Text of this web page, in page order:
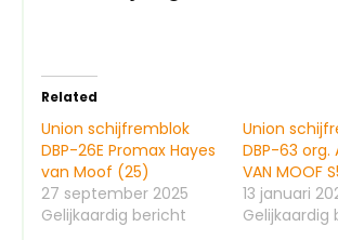
Related
Union schijfremblok
DBP-26E Promax Hayes
van Moof (25)
27 september 2025
Gelijkaardig bericht
Union
DBP-63 org.
VAN MOOF
13 januari
Gelijkaardig